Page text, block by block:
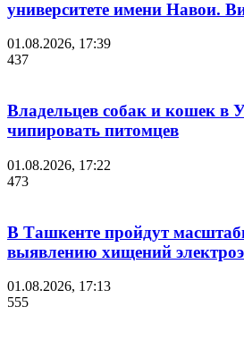
университете имени Навои.
01.08.2026, 17:39
437
Владельцев собак и кошек в
чипировать питомцев
01.08.2026, 17:22
473
В Ташкенте пройдут
выявлению хищений
01.08.2026, 17:13
555